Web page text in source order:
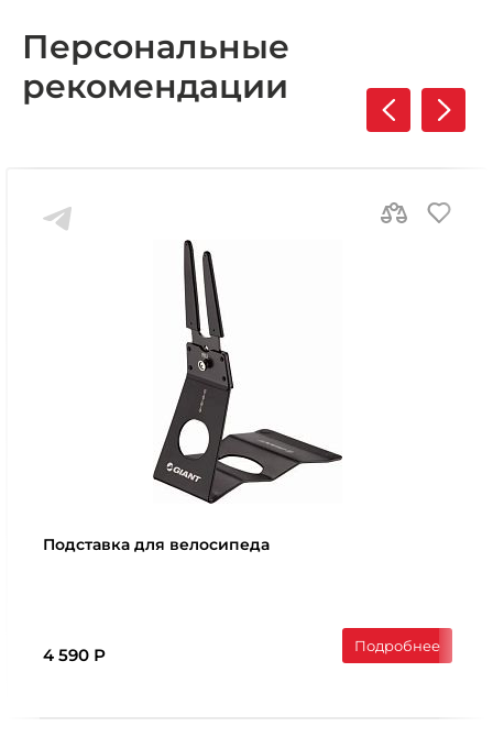
Персональные
рекомендации
Подставка для велосипеда
4 590 Р Подробнее